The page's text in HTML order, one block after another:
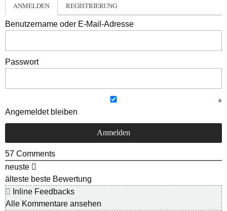
ANMELDEN REGISTRIERUNG
Benutzername oder E-Mail-Adresse
Passwort
Angemeldet bleiben
57 Comments
neuste
älteste beste Bewertung
Inline Feedbacks
Alle Kommentare ansehen